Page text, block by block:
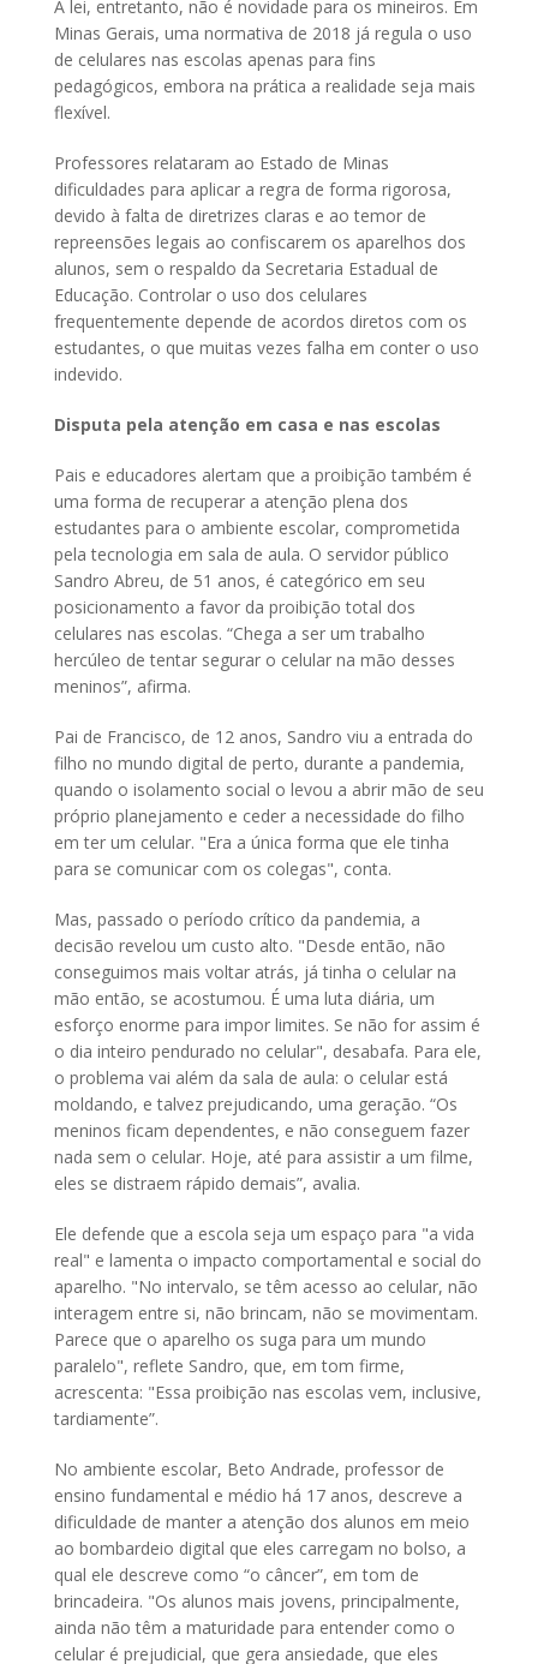
A lei, entretanto, não é novidade para os mineiros. Em
Minas Gerais, uma normativa de 2018 já regula o uso
de celulares nas escolas apenas para fins
pedagógicos, embora na prática a realidade seja mais
flexível.
Professores relataram ao Estado de Minas
dificuldades para aplicar a regra de forma rigorosa,
devido à falta de diretrizes claras e ao temor de
repreensões legais ao confiscarem os aparelhos dos
alunos, sem o respaldo da Secretaria Estadual de
Educação. Controlar o uso dos celulares
frequentemente depende de acordos diretos com os
estudantes, o que muitas vezes falha em conter o uso
indevido.
Disputa pela atenção em casa e nas escolas
Pais e educadores alertam que a proibição também é
uma forma de recuperar a atenção plena dos
estudantes para o ambiente escolar, comprometida
pela tecnologia em sala de aula. O servidor público
Sandro Abreu, de 51 anos, é categórico em seu
posicionamento a favor da proibição total dos
celulares nas escolas. “Chega a ser um trabalho
hercúleo de tentar segurar o celular na mão desses
meninos”, afirma.
Pai de Francisco, de 12 anos, Sandro viu a entrada do
filho no mundo digital de perto, durante a pandemia,
quando o isolamento social o levou a abrir mão de seu
próprio planejamento e ceder a necessidade do filho
em ter um celular. "Era a única forma que ele tinha
para se comunicar com os colegas", conta.
Mas, passado o período crítico da pandemia, a
decisão revelou um custo alto. "Desde então, não
conseguimos mais voltar atrás, já tinha o celular na
mão então, se acostumou. É uma luta diária, um
esforço enorme para impor limites. Se não for assim é
o dia inteiro pendurado no celular", desabafa. Para ele,
o problema vai além da sala de aula: o celular está
moldando, e talvez prejudicando, uma geração. “Os
meninos ficam dependentes, e não conseguem fazer
nada sem o celular. Hoje, até para assistir a um filme,
eles se distraem rápido demais”, avalia.
Ele defende que a escola seja um espaço para "a vida
real" e lamenta o impacto comportamental e social do
aparelho. "No intervalo, se têm acesso ao celular, não
interagem entre si, não brincam, não se movimentam.
Parece que o aparelho os suga para um mundo
paralelo", reflete Sandro, que, em tom firme,
acrescenta: "Essa proibição nas escolas vem, inclusive,
tardiamente”.
No ambiente escolar, Beto Andrade, professor de
ensino fundamental e médio há 17 anos, descreve a
dificuldade de manter a atenção dos alunos em meio
ao bombardeio digital que eles carregam no bolso, a
qual ele descreve como “o câncer”, em tom de
brincadeira. "Os alunos mais jovens, principalmente,
ainda não têm a maturidade para entender como o
celular é prejudicial, que gera ansiedade, que eles